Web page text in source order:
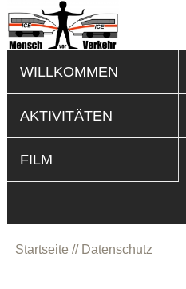
WILLKOMMEN
AKTIVITÄTEN
FILM
Startseite Datenschutz